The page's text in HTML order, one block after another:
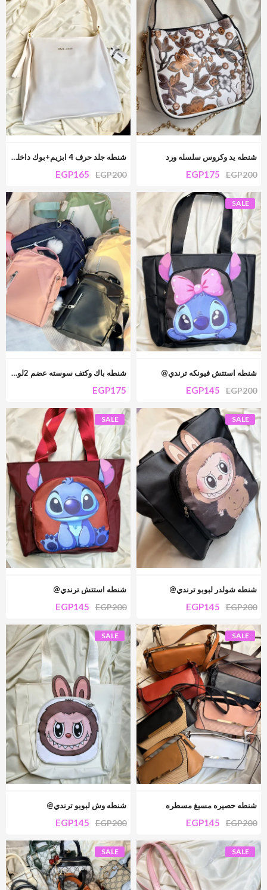
شنطه جلد حرف 4 ابزيم+بوك داخلي @
EGP200
EGP165
شنطه باك وكتف سوسته عضم 2لون لوكس
EGP175
شنطه يد وكروس سلسله ورد
EGP200
EGP175
SALE
شنطه استتش فيونكه ترندي@
EGP200
EGP145
SALE
شنطه استتش ترندي@
EGP200
EGP145
SALE
شنطه وش لبوبو ترندي@
EGP200
EGP145
SALE
شنطه شولدر لبوبو ترندي@
EGP200
EGP145
SALE
شنطه حصيره مسبغ مسطره
EGP200
EGP145
SALE SALE